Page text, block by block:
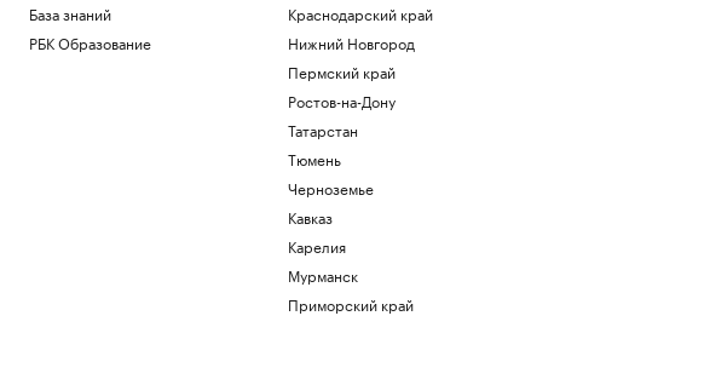
База знаний
РБК Образование
Краснодарский край
Нижний Новгород
Пермский край
Ростов-на-Дону
Татарстан
Тюмень
Черноземье
Кавказ
Карелия
Мурманск
Приморский край